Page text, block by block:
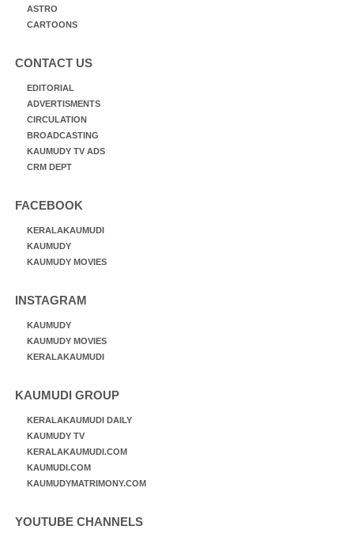
ASTRO
CARTOONS
CONTACT US
EDITORIAL
ADVERTISMENTS
CIRCULATION
BROADCASTING
KAUMUDY TV ADS
CRM DEPT
FACEBOOK
KERALAKAUMUDI
KAUMUDY
KAUMUDY MOVIES
INSTAGRAM
KAUMUDY
KAUMUDY MOVIES
KERALAKAUMUDI
KAUMUDI GROUP
KERALAKAUMUDI DAILY
KAUMUDY TV
KERALAKAUMUDI.COM
KAUMUDI.COM
KAUMUDYMATRIMONY.COM
YOUTUBE CHANNELS